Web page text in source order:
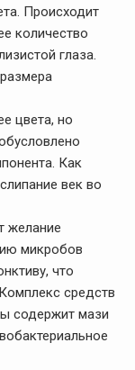
Происходит
количество
глаза.
цвета, но
Как
век во
желание
микробов
что
средств
содержит мази